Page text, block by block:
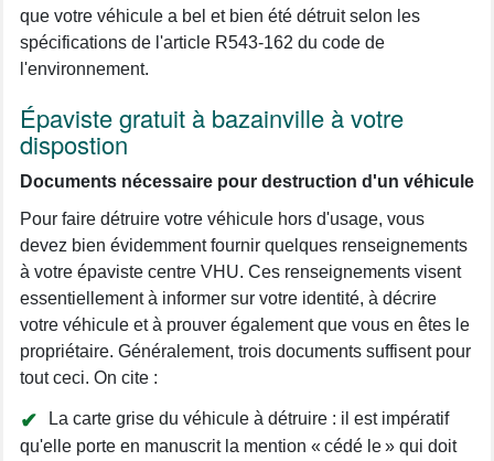
que votre véhicule a bel et bien été détruit selon les
spécifications de l'article R543-162 du code de
l'environnement.
Épaviste gratuit à bazainville à votre
dispostion
Documents nécessaire pour destruction d'un véhicule
Pour faire détruire votre véhicule hors d'usage, vous
devez bien évidemment fournir quelques renseignements
à votre épaviste centre VHU. Ces renseignements visent
essentiellement à informer sur votre identité, à décrire
votre véhicule et à prouver également que vous en êtes le
propriétaire. Généralement, trois documents suffisent pour
tout ceci. On cite :
La carte grise du véhicule à détruire : il est impératif
qu'elle porte en manuscrit la mention « cédé le » qui doit